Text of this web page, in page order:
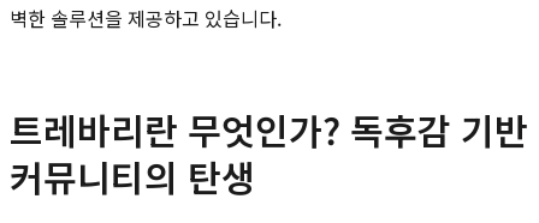
벽한 솔루션을 제공하고 있습니다.
트레바리란 무엇인가? 독후감 기반
커뮤니티의 탄생